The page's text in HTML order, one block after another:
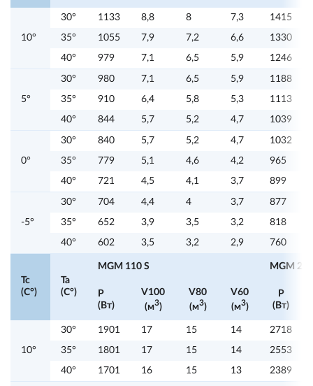
10°
30° 1133 8,8 8 7,3 1415
35° 1055 7,9 7,2 6,6 1330
40° 979 7,1 6,5 5,9 1246
5°
30° 980 7,1 6,5 5,9 1188
35° 910 6,4 5,8 5,3 1113
40° 844 5,7 5,2 4,7 1039
0°
30° 840 5,7 5,2 4,7 1032
35° 779 5,1 4,6 4,2 965
40° 721 4,5 4,1 3,7 899
-5°
30° 704 4,4 4 3,7 877
35° 652 3,9 3,5 3,2 818
40° 602 3,5 3,2 2,9 760
Tc
(C°)
Ta
(C°)
MGM 110 S MGM
P
(Вт)
V100
(м3)
V80
(м3)
V60
(м3)
P
(Вт)
10°
30° 1901 17 15 14 2718
35° 1801 17 15 14 2553
40° 1701 16 15 13 2389